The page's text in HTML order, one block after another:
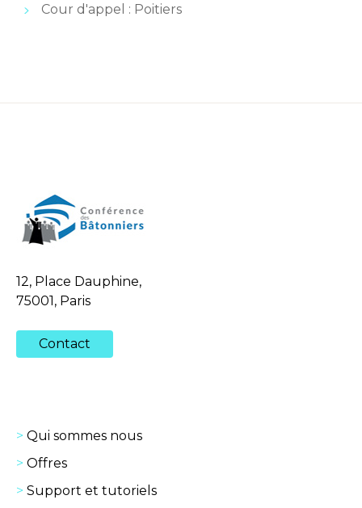
Cour d'appel : Poitiers
12, Place Dauphine,
75001, Paris
Contact
Qui sommes nous
Offres
Support et tutoriels